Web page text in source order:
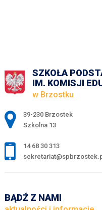
SZKOŁA
IM. KOMISJI
w Brzostku
Adres pocztowy:
39-230 Brzostek
Szkolna 13
14 68 30 313
BĄDŹ Z NAMI